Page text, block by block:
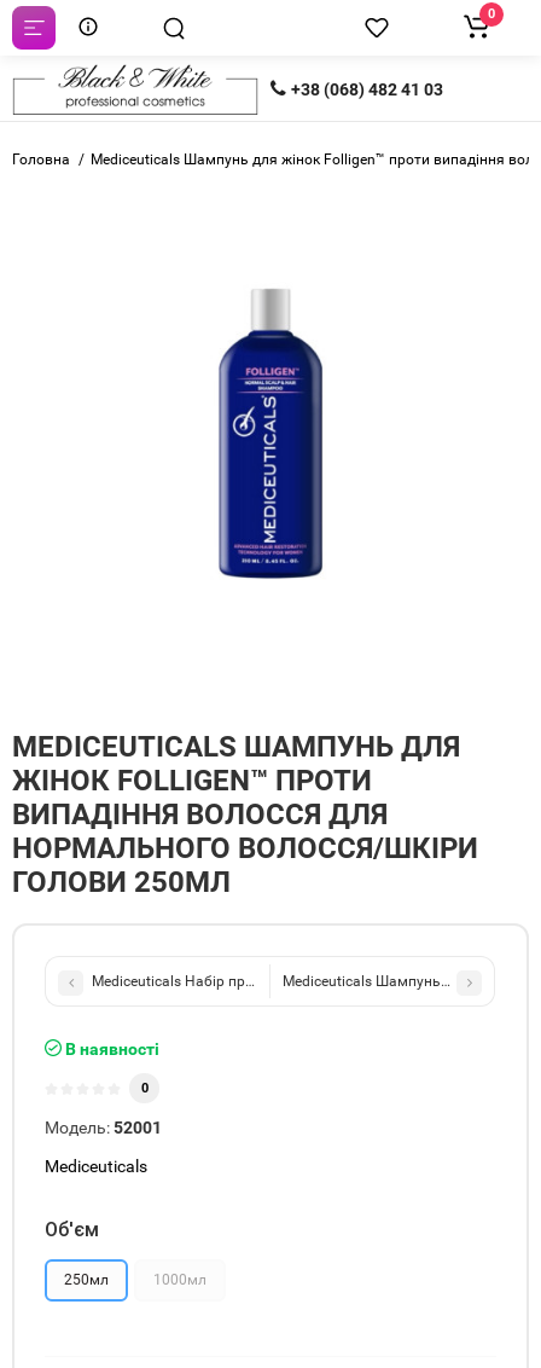
+38 (068) 482 41 03
0
Головна Mediceuticals Шампунь для жінок Folligen™ проти випадіння
MEDICEUTICALS ШАМПУНЬ ДЛЯ
ЖІНОК FOLLIGEN™ ПРОТИ
ВИПАДІННЯ ВОЛОССЯ ДЛЯ
НОРМАЛЬНОГО ВОЛОССЯ/ШКІРИ
ГОЛОВИ 250МЛ
Mediceuticals Набір проти випадіння та стоншення волосся у
Mediceuticals Шампунь для жінок
В наявності
0
Модель:52001
Mediceuticals
Об'єм
250мл 1000мл